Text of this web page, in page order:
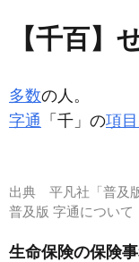
【千百】
多数の人。
字通 「千」の項
出典 平凡社「普及
普及版 字通につい
生命保険の保険